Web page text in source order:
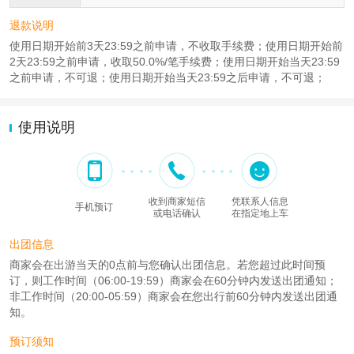
退款说明
使用日期开始前3天23:59之前申请，不收取手续费；使用日期开始前
2天23:59之前申请，收取50.0%/笔手续费；使用日期开始当天23:59
之前申请，不可退；使用日期开始当天23:59之后申请，不可退；
使用说明
手机预订
收到商家短信
或电话确认
凭联系人信息
在指定地上车
出团信息
商家会在出游当天的0点前与您确认出团信息。若您超过此时间预
订，则工作时间（06:00-19:59）商家会在60分钟内发送出团通知；
非工作时间（20:00-05:59）商家会在您出行前60分钟内发送出团通
知。
预订须知